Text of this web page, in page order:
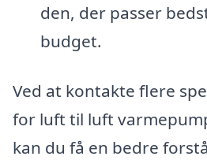
den, der passer
budget.
Ved at kontakte flere
for luft til luft
kan du få en bedre